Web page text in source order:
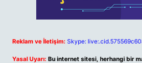
Reklam ve İletişim: Skype:
Yasal Uyarı: Bu internet sitesi, herhangi bir